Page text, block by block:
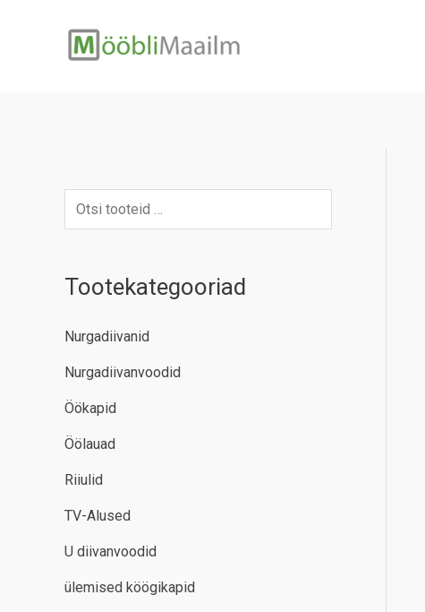
Tootekategooriad
Nurgadiivanid
Nurgadiivanvoodid
Öökapid
Öölauad
Riiulid
TV-Alused
U diivanvoodid
ülemised köögikapid